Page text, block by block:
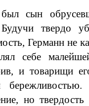
сын
Будучи твердо
Германн не
себе
и товарищи
но